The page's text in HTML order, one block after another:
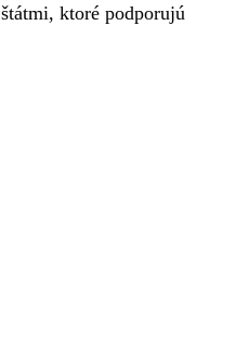
ktoré podporujú